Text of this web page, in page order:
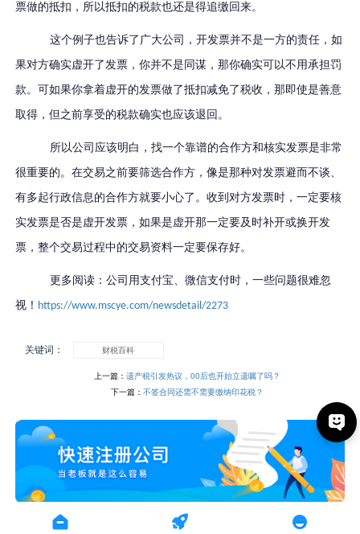
票做的抵扣，所以抵扣的税款也还是得追缴回来。
这个例子也告诉了广大公司，开发票并不是一方的责任，如
果对方确实虚开了发票，你并不是同谋，那你确实可以不用承担罚
款。可如果你拿着虚开的发票做了抵扣减免了税收，那即使是善意
取得，但之前享受的税款确实也应该退回。
所以公司应该明白，找一个靠谱的合作方和核实发票是非常
很重要的。在交易之前要筛选合作方，像是那种对发票避而不谈、
有多起行政信息的合作方就要小心了。收到对方发票时，一定要核
实发票是否是虚开发票，如果是虚开那一定要及时补开或换开发
票，整个交易过程中的交易资料一定要保存好。
更多阅读：公司用支付宝、微信支付时，一些问题很难忽
视！ https://www.mscye.com/newsdetail/2273
关键词： 财税百科
上一篇： 遗产税引发热议，00后也开始立遗嘱了吗？
下一篇： 不签合同还需不需要缴纳印花税？